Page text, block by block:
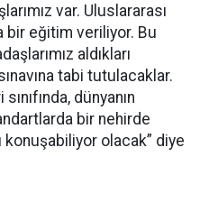
var. Uluslararası
bir eğitim veriliyor. Bu
aldıkları
tabi tutulacaklar.
dünyanın
bir nehirde
konuşabiliyor olacak” diye